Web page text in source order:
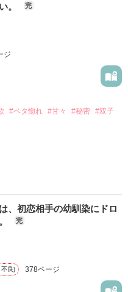
更新中
ステリーコンテスト
スト
企画「1話からの長編大
たい？」
愛いねえ」
経つのに。
。 完
ジ
#ベタ惚れ #甘々 #秘密 #双子
、初恋相手の幼馴染にドロ
完
良) 378ページ